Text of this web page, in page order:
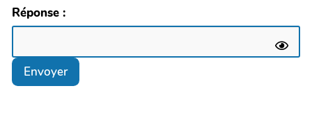
Réponse :
Envoyer